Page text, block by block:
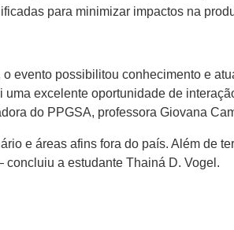
para minimizar impactos na
evento possibilitou conhecimento e
excelente oportunidade de
do PPGSA, professora Giovana
e áreas afins fora do país. Além de
a estudante Thainá D. Vogel.